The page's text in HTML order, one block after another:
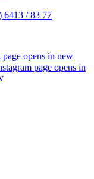
6413 / 83 77
page opens in new
page opens in